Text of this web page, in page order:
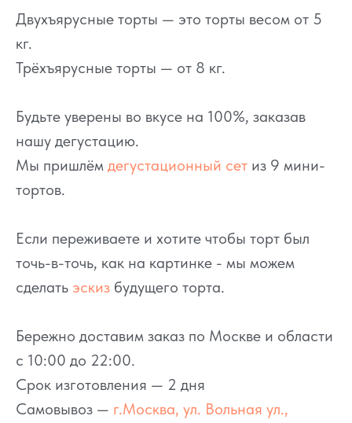
Двухъярусные торты — это торты весом от 5
кг.
Трёхъярусные торты — от 8 кг.
Будьте уверены во вкусе на 100%, заказав
нашу дегустацию.
Мы пришлём дегустационный сет из 9 мини-
тортов.
Если переживаете и хотите чтобы торт был
точь-в-точь, как на картинке - мы можем
сделать эскиз будущего торта.
Бережно доставим заказ по Москве и области
с 10:00 до 22:00.
Срок изготовления — 2 дня
Самовывоз — г.Москва, ул. Вольная ул.,